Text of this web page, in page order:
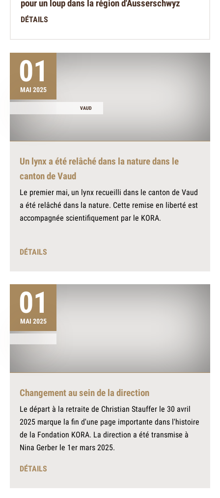
pour un loup dans la région d'Ausserschwyz
DÉTAILS
01
MAI 2025
VAUD
Un lynx a été relâché dans la nature dans le
canton de Vaud
Le premier mai, un lynx recueilli dans le canton de Vaud
a été relâché dans la nature. Cette remise en liberté est
accompagnée scientifiquement par le KORA.
DÉTAILS
01
MAI 2025
Changement au sein de la direction
Le départ à la retraite de Christian Stauffer le 30 avril
2025 marque la fin d'une page importante dans l'histoire
de la Fondation KORA. La direction a été transmise à
Nina Gerber le 1er mars 2025.
DÉTAILS